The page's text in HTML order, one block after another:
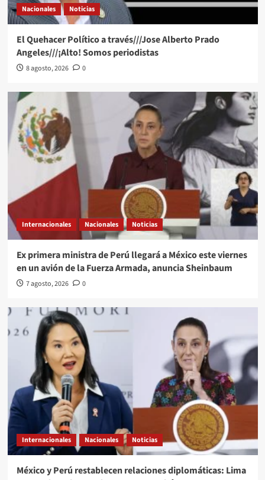
Nacionales Noticias
El Quehacer Político a través///Jose Alberto Prado
Angeles///¡Alto! Somos periodistas
8 agosto, 2026 0
Internacionales Nacionales Noticias
Ex primera ministra de Perú llegará a México este viernes
en un avión de la Fuerza Armada, anuncia Sheinbaum
7 agosto, 2026 0
Internacionales Nacionales Noticias
México y Perú restablecen relaciones diplomáticas: Lima